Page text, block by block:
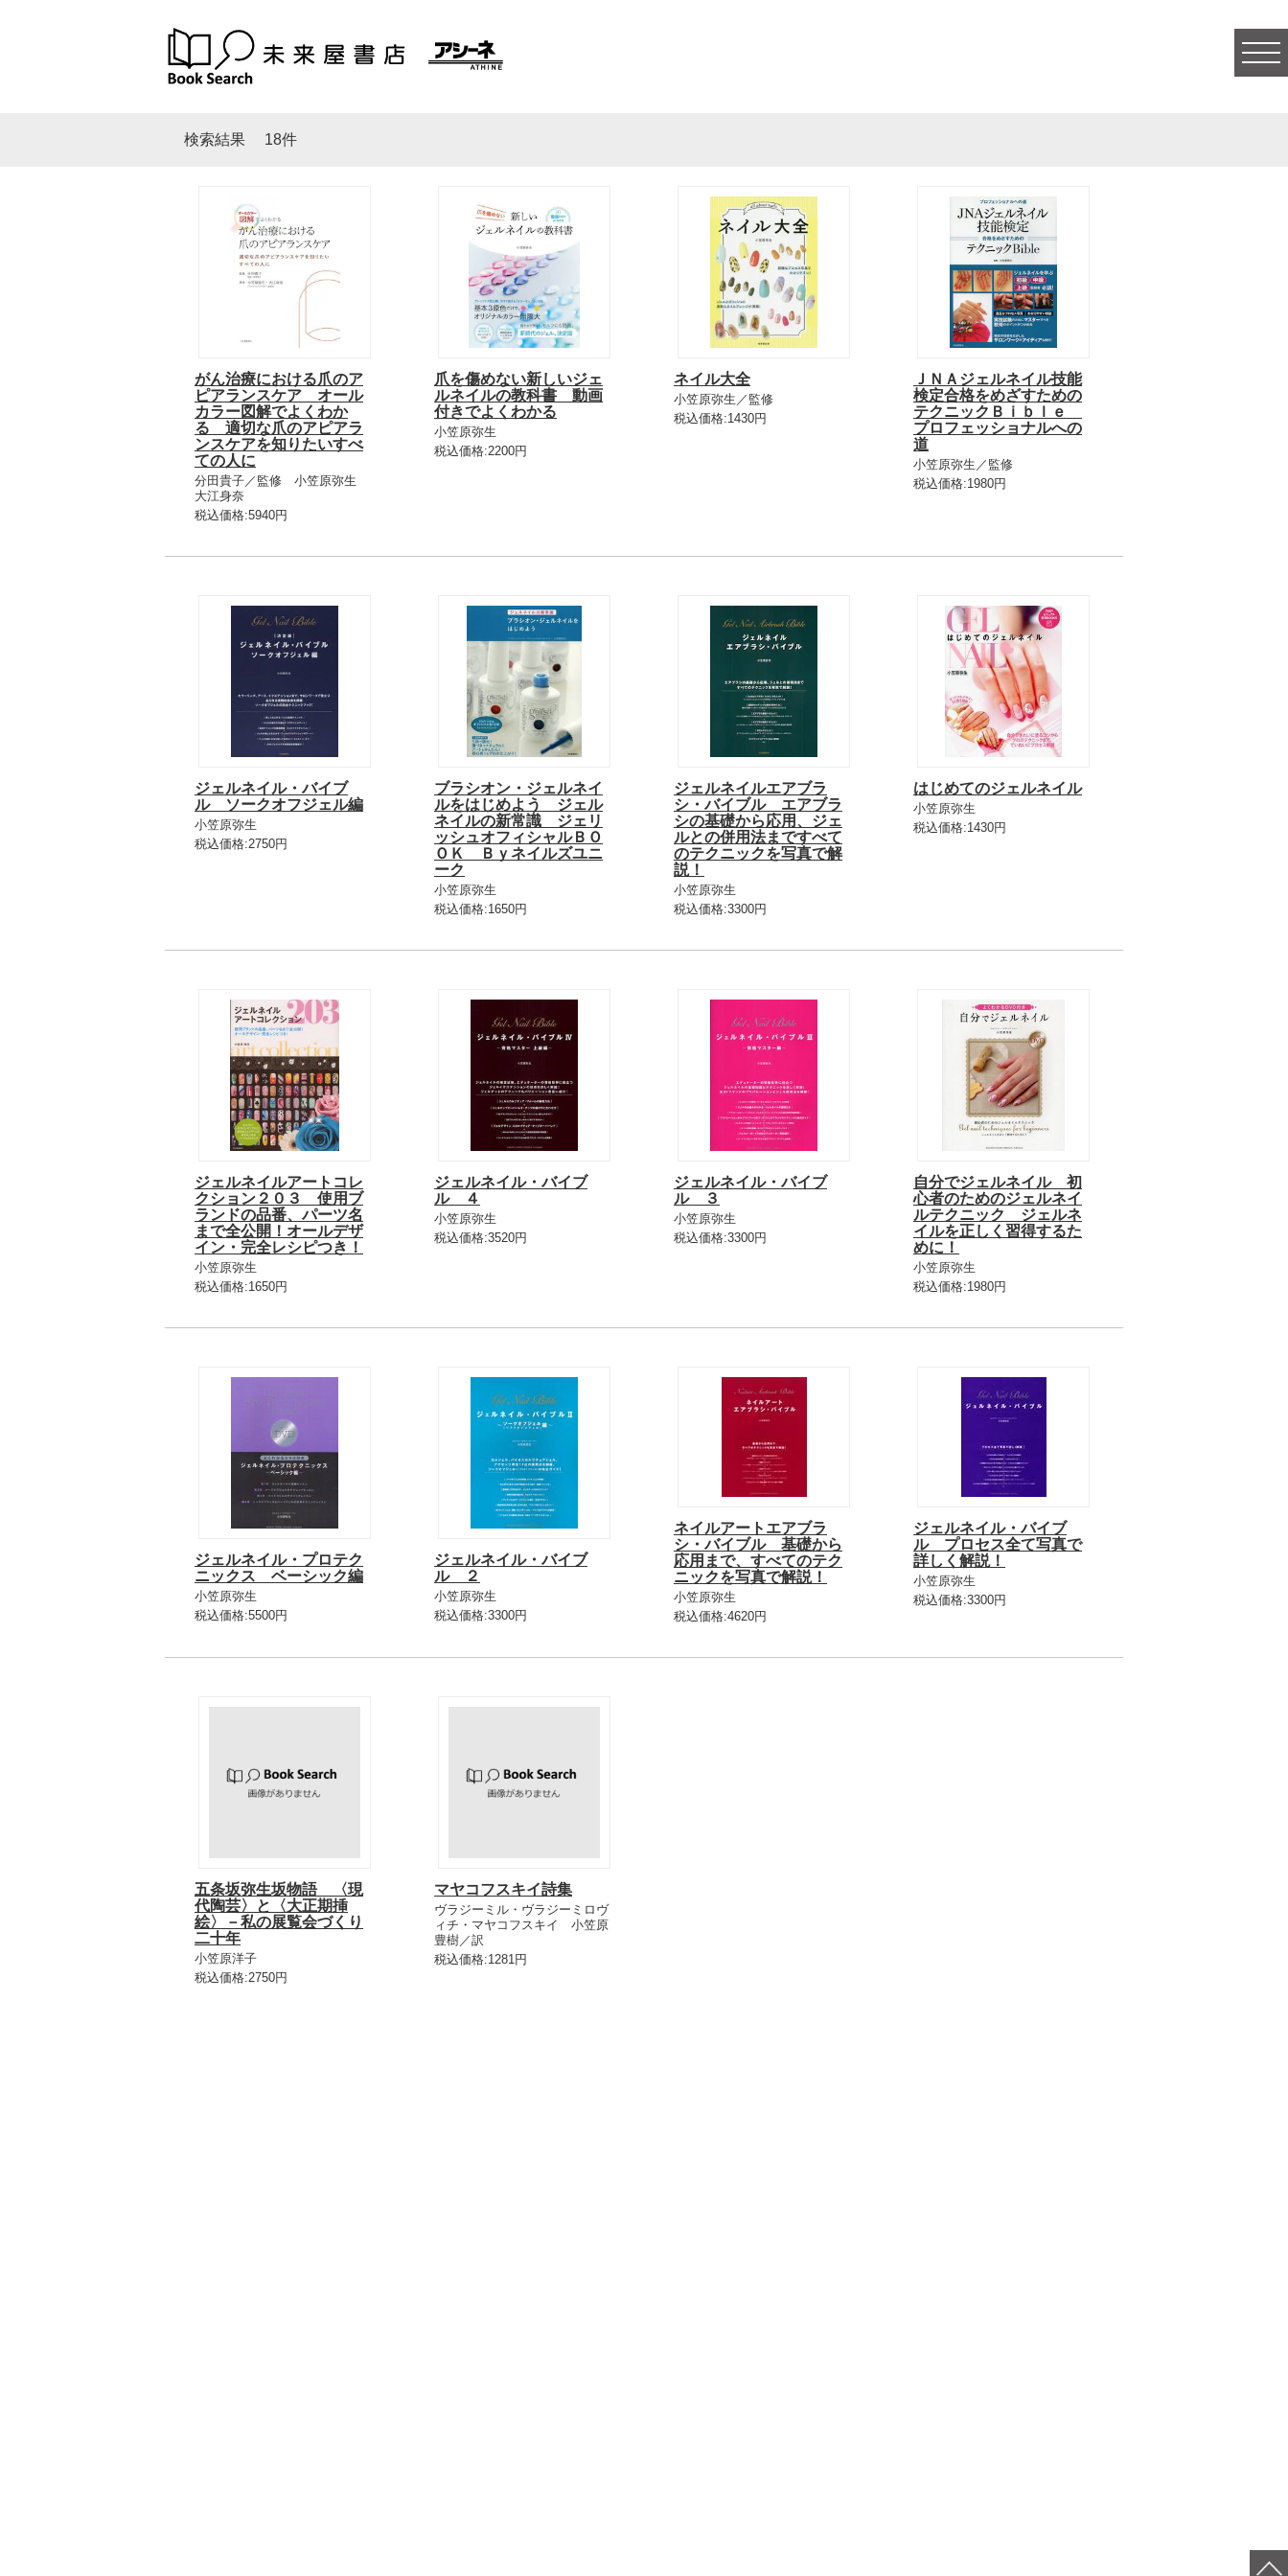
検索結果 18件
がん治療における爪のア
ピアランスケア オール
カラー図解でよくわか
る 適切な爪のアピアラ
ンスケアを知りたいすべ
ての人に
分田貴子／監修 小笠原弥生
大江身奈
税込価格:5940円
爪を傷めない新しいジェ
ルネイルの教科書 動画
付きでよくわかる
小笠原弥生
税込価格:2200円
ネイル大全
小笠原弥生／監修
税込価格:1430円
ＪＮＡジェルネイル技能
検定合格をめざすための
テクニックＢｉｂｌｅ
プロフェッショナルへの
道
小笠原弥生／監修
税込価格:1980円
ジェルネイル・バイブ
ル ソークオフジェル編
小笠原弥生
税込価格:2750円
ブラシオン・ジェルネイ
ルをはじめよう ジェル
ネイルの新常識 ジェリ
ッシュオフィシャルＢＯ
ＯＫ Ｂｙネイルズユニ
ーク
小笠原弥生
税込価格:1650円
ジェルネイルエアブラ
シ・バイブル エアブラ
シの基礎から応用、ジェ
ルとの併用法まですべて
のテクニックを写真で解
説！
小笠原弥生
税込価格:3300円
はじめてのジェルネイル
小笠原弥生
税込価格:1430円
ジェルネイルアートコレ
クション２０３ 使用ブ
ランドの品番、パーツ名
まで全公開！オールデザ
イン・完全レシピつき！
小笠原弥生
税込価格:1650円
ジェルネイル・バイブ
ル ４
小笠原弥生
税込価格:3520円
ジェルネイル・バイブ
ル ３
小笠原弥生
税込価格:3300円
自分でジェルネイル 初
心者のためのジェルネイ
ルテクニック ジェルネ
イルを正しく習得するた
めに！
小笠原弥生
税込価格:1980円
ジェルネイル・プロテク
ニックス ベーシック編
小笠原弥生
税込価格:5500円
ジェルネイル・バイブ
ル ２
小笠原弥生
税込価格:3300円
ネイルアートエアブラ
シ・バイブル 基礎から
応用まで、すべてのテク
ニックを写真で解説！
小笠原弥生
税込価格:4620円
ジェルネイル・バイブ
ル プロセス全て写真で
詳しく解説！
小笠原弥生
税込価格:3300円
五条坂弥生坂物語 〈現
代陶芸〉と〈大正期挿
絵〉－私の展覧会づくり
二十年
小笠原洋子
税込価格:2750円
マヤコフスキイ詩集
ヴラジーミル・ヴラジーミロヴ
ィチ・マヤコフスキイ 小笠原
豊樹／訳
税込価格:1281円